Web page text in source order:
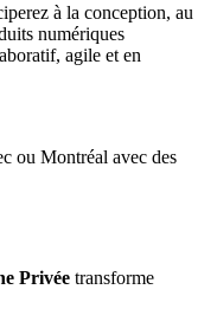
à la conception, au
numériques
agile et en
ou Montréal avec des
Privée transforme